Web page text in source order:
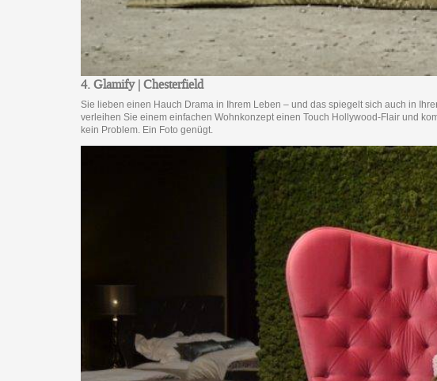
4. Glamify | Chesterfield
Sie lieben einen Hauch Drama in Ihrem Leben – und das spiegelt sich auch in
verleihen Sie einem einfachen Wohnkonzept einen Touch Hollywood-Flair und
kein Problem. Ein Foto genügt.